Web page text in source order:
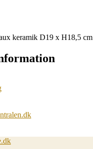
keramik D19 x H18,5 cm